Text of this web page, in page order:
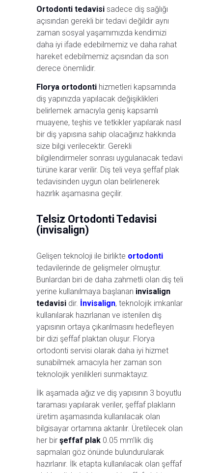
Ortodonti tedavisi sadece diş sağlığı
açısından gerekli bir tedavi değildir aynı
zaman sosyal yaşamımızda kendimizi
daha iyi ifade edebilmemiz ve daha rahat
hareket edebilmemiz açısından da son
derece önemlidir.
Florya ortodonti hizmetleri kapsamında
diş yapınızda yapılacak değişiklikleri
belirlemek amacıyla geniş kapsamlı
muayene, teşhis ve tetkikler yapılarak nasıl
bir diş yapısına sahip olacağınız hakkında
size bilgi verilecektir. Gerekli
bilgilendirmeler sonrası uygulanacak tedavi
türüne karar verilir. Diş teli veya şeffaf plak
tedavisinden uygun olan belirlenerek
hazırlık aşamasına geçilir.
Telsiz Ortodonti Tedavisi
(invisalign)
Gelişen teknoloji ile birlikte ortodonti
tedavilerinde de gelişmeler olmuştur.
Bunlardan biri de daha zahmetli olan diş teli
yerine kullanılmaya başlanan invisalign
tedavisi dir. İnvisalign, teknolojik imkanlar
kullanılarak hazırlanan ve istenilen diş
yapısının ortaya çıkarılmasını hedefleyen
bir dizi şeffaf plaktan oluşur. Florya
ortodonti servisi olarak daha iyi hizmet
sunabilmek amacıyla her zaman son
teknolojik yenilikleri sunmaktayız.
İlk aşamada ağız ve diş yapısının 3 boyutlu
taraması yapılarak veriler, şeffaf plakların
üretim aşamasında kullanılacak olan
bilgisayar ortamına aktarılır. Üretilecek olan
her bir şeffaf plak 0.05 mm’lik diş
sapmaları göz önünde bulundurularak
hazırlanır. İlk etapta kullanılacak olan şeffaf